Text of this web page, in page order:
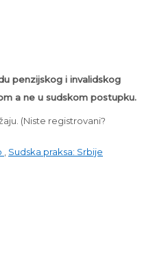
penzijskog i invalidskog
a ne u sudskom postupku.
(Niste registrovani?
Sudska praksa: Srbije